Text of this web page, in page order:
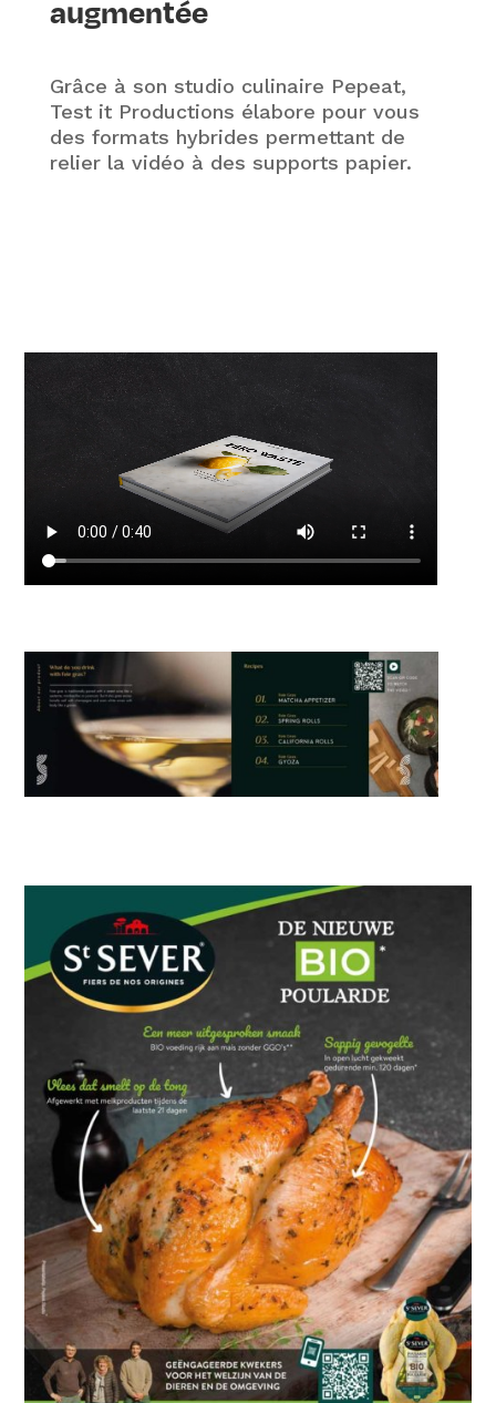
augmentée
Grâce à son studio culinaire Pepeat,
Test it Productions élabore pour vous
des formats hybrides permettant de
relier la vidéo à des supports papier.